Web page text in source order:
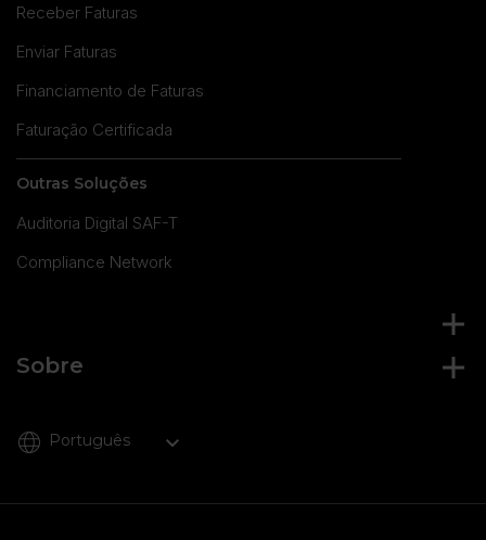
Receber Faturas
Enviar Faturas
Financiamento de Faturas
Faturação Certificada
Outras Soluções
Auditoria Digital SAF-T
Compliance Network
Sobre
Português